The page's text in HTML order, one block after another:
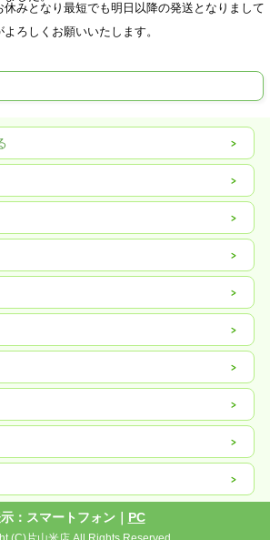
休みとなり最短でも明日以降の発送となりまして
ろしくお願いいたします。
：スマートフォン｜ PC